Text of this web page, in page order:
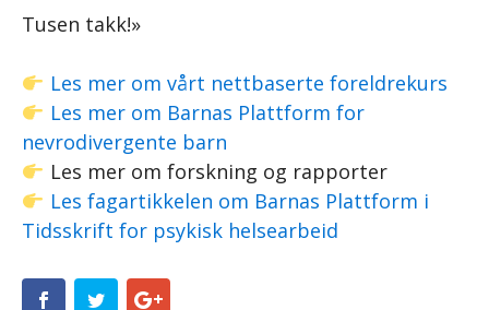
Tusen takk!»
Les mer om vårt nettbaserte foreldrekurs
Les mer om Barnas Plattform for
nevrodivergente barn
Les mer om forskning og rapporter
Les fagartikkelen om Barnas Plattform i
Tidsskrift for psykisk helsearbeid